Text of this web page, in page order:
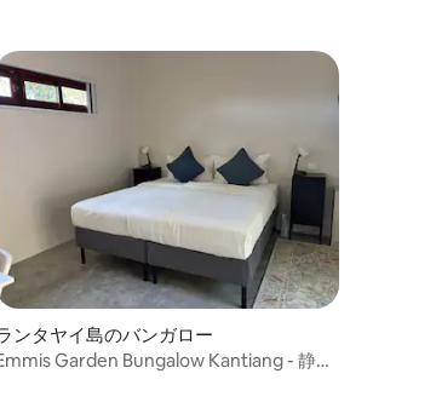
5つ星中4.91つ星の平均評価
ンタヤイ島のバンガロー
Garden Bungalow Kantiang - 静か